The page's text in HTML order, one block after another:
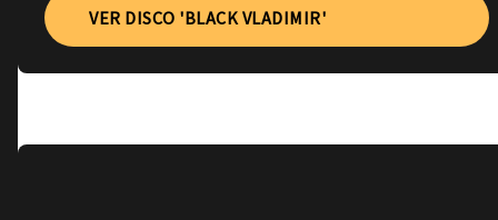
VER DISCO 'BLACK VLADIMIR'